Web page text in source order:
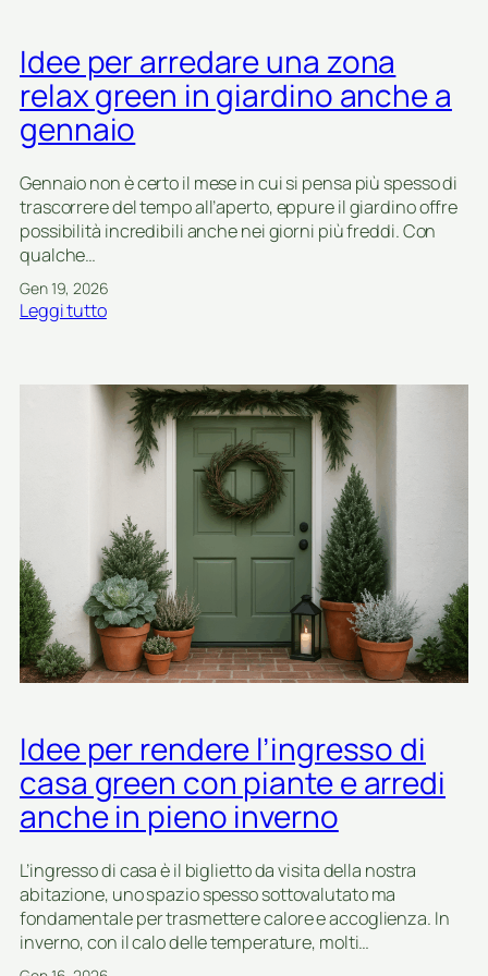
Idee per arredare una zona
relax green in giardino anche a
gennaio
Gennaio non è certo il mese in cui si pensa più spesso di
trascorrere del tempo all’aperto, eppure il giardino offre
possibilità incredibili anche nei giorni più freddi. Con
qualche…
Gen 19, 2026
Leggi tutto:
e
e
p
r
r
e
d
a
r
e
a
z
o
n
a
r
e
l
a
x
Idee per rendere l’ingresso di
casa green con piante e arredi
anche in pieno inverno
L’ingresso di casa è il biglietto da visita della nostra
abitazione, uno spazio spesso sottovalutato ma
fondamentale per trasmettere calore e accoglienza. In
inverno, con il calo delle temperature, molti…